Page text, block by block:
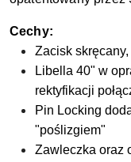
Cechy:
Zacisk
Libella 40" w
rektyfikacji
Pin Locking
"poślizgiem"
Zawleczka oraz